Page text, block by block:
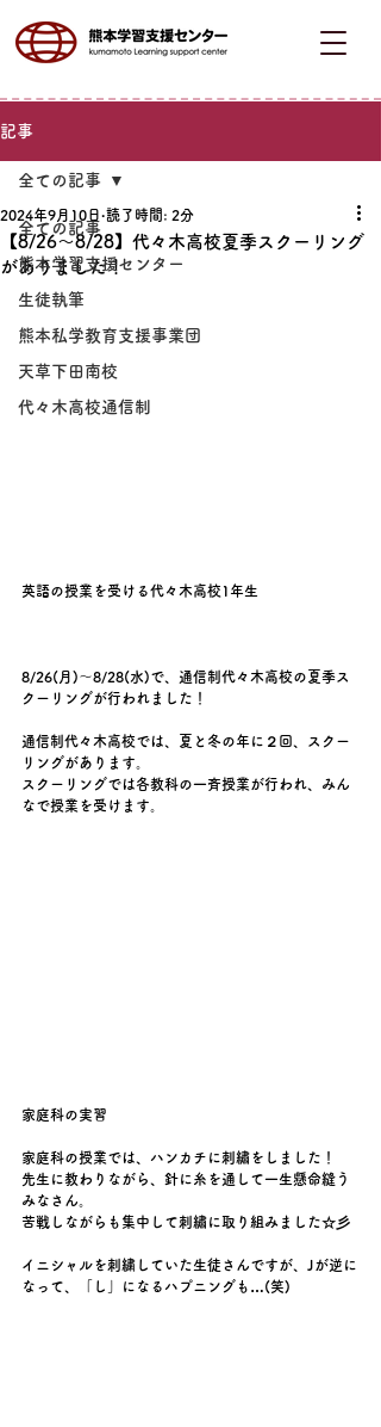
記事
全ての記事
熊本学習支援センター
生徒執筆
熊本私学教育支援事業団
天草下田南校
代々木高校通信制
全ての記事
【8/26～8/28】代々木高校夏季スクーリング
がありました！
2024年9月10日 読了時間: 2分
英語の授業を受ける代々木高校1年生
8/26(月)～8/28(水)で、通信制代々木高校の夏季ス
クーリングが行われました！
通信制代々木高校では、夏と冬の年に２回、スクー
リングがあります。
スクーリングでは各教科の一斉授業が行われ、みん
なで授業を受けます。
家庭科の実習
家庭科の授業では、ハンカチに刺繡をしました！
先生に教わりながら、針に糸を通して一生懸命縫う
みなさん。
苦戦しながらも集中して刺繡に取り組みました☆彡
イニシャルを刺繍していた生徒さんですが、Jが逆に
なって、「し」になるハプニングも…(笑)